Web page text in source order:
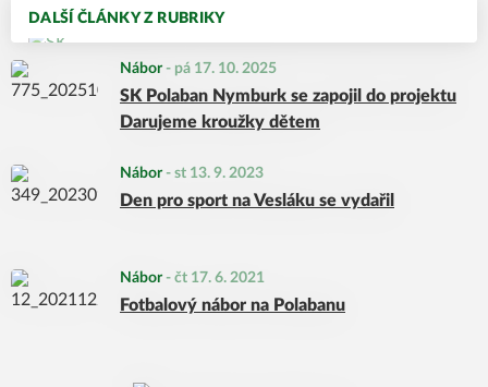
DALŠÍ ČLÁNKY Z RUBRIKY
Nábor- pá 17. 10. 2025
SK Polaban Nymburk se zapojil do projektu
Darujeme kroužky dětem
Nábor- st 13. 9. 2023
Den pro sport na Vesláku se vydařil
Nábor- čt 17. 6. 2021
Fotbalový nábor na Polabanu